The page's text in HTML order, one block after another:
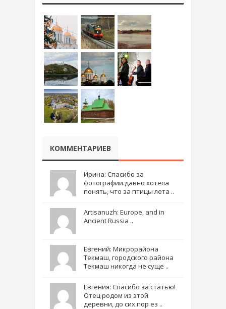
КОММЕНТАРИЕВ
Ирина: Спасибо за
фотографии.давно хотела
понять, что за птицы лета ..
Artisanuzh: Europe, and in
Ancient Russia ..
Евгений: Микрорайона
Текмаш, городского района
Текмаш никогда не суще ..
Евгения: Спасибо за статью!
Отец родом из этой
деревни, до сих пор ез ..